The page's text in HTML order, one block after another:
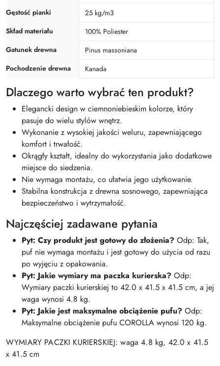
Gęstość pianki
25 kg/m3
Skład materiału
100% Poliester
Gatunek drewna
Pinus massoniana
Pochodzenie drewna
Kanada
Dlaczego warto wybrać ten produkt?
Elegancki design w ciemnoniebieskim kolorze, który
pasuje do wielu stylów wnętrz.
Wykonanie z wysokiej jakości weluru, zapewniającego
komfort i trwałość.
Okrągły kształt, idealny do wykorzystania jako dodatkowe
miejsce do siedzenia.
Nie wymaga montażu, co ułatwia jego użytkowanie.
Stabilna konstrukcja z drewna sosnowego, zapewniająca
bezpieczeństwo i wytrzymałość.
Najczęściej zadawane pytania
Pyt: Czy produkt jest gotowy do złożenia? Odp: Tak,
puf nie wymaga montażu i jest gotowy do użycia od razu
po wyjęciu z opakowania.
Pyt: Jakie wymiary ma paczka kurierska? Odp:
Wymiary paczki kurierskiej to 42.0 x 41.5 x 41.5 cm, a jej
waga wynosi 4.8 kg.
Pyt: Jakie jest maksymalne obciążenie pufu? Odp:
Maksymalne obciążenie pufu COROLLA wynosi 120 kg.
WYMIARY PACZKI KURIERSKIEJ: waga 4.8 kg, 42.0 x 41.5
x 41.5 cm